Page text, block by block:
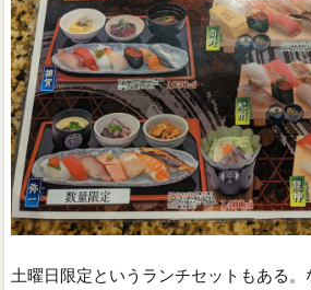
土曜日限定というランチセットもある